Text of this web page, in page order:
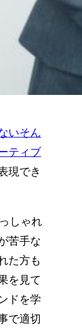
いそん
ティブ
現でき
しゃれ
苦手な
た方も
を見て
ドを学
で適切